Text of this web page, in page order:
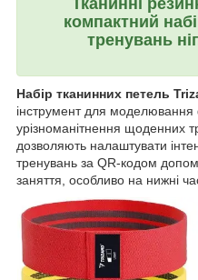
компактний
тренувань
Набір тканинних петель
інструмент для моделювання
урізноманітнення щоденних
дозволяють налаштувати
тренувань за QR-кодом
заняття, особливо на нижні